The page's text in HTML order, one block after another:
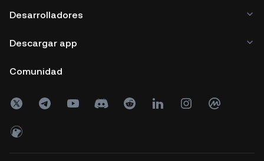
Desarrolladores
Descargar app
Comunidad